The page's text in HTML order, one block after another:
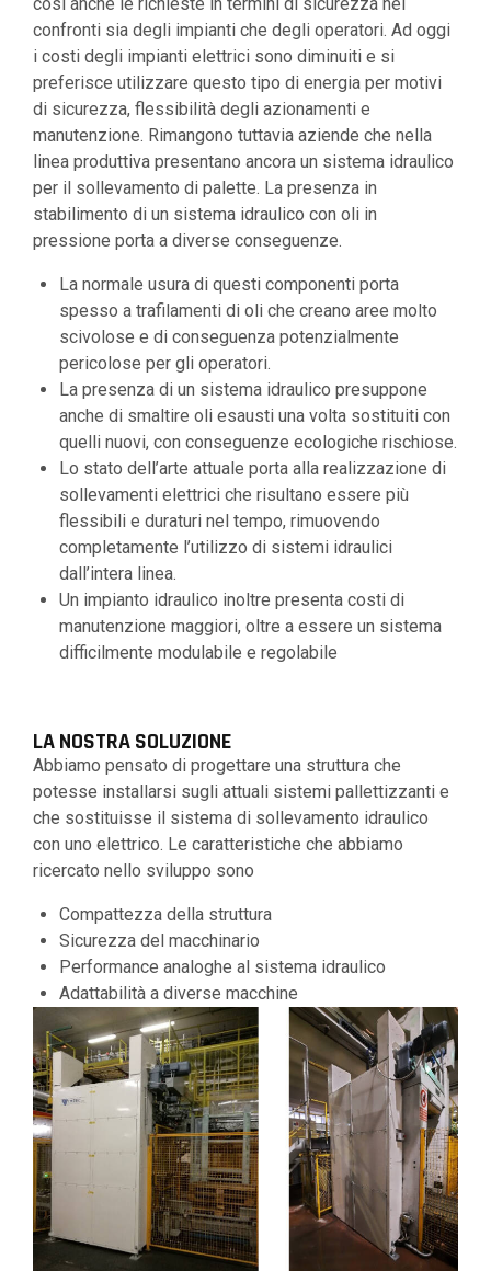
così anche le richieste in termini di sicurezza nei
confronti sia degli impianti che degli operatori. Ad oggi
i costi degli impianti elettrici sono diminuiti e si
preferisce utilizzare questo tipo di energia per motivi
di sicurezza, flessibilità degli azionamenti e
manutenzione. Rimangono tuttavia aziende che nella
linea produttiva presentano ancora un sistema idraulico
per il sollevamento di palette. La presenza in
stabilimento di un sistema idraulico con oli in
pressione porta a diverse conseguenze.
La normale usura di questi componenti porta
spesso a trafilamenti di oli che creano aree molto
scivolose e di conseguenza potenzialmente
pericolose per gli operatori.
La presenza di un sistema idraulico presuppone
anche di smaltire oli esausti una volta sostituiti con
quelli nuovi, con conseguenze ecologiche rischiose.
Lo stato dell’arte attuale porta alla realizzazione di
sollevamenti elettrici che risultano essere più
flessibili e duraturi nel tempo, rimuovendo
completamente l’utilizzo di sistemi idraulici
dall’intera linea.
Un impianto idraulico inoltre presenta costi di
manutenzione maggiori, oltre a essere un sistema
difficilmente modulabile e regolabile
LA NOSTRA SOLUZIONE
Abbiamo pensato di progettare una struttura che
potesse installarsi sugli attuali sistemi pallettizzanti e
che sostituisse il sistema di sollevamento idraulico
con uno elettrico. Le caratteristiche che abbiamo
ricercato nello sviluppo sono
Compattezza della struttura
Sicurezza del macchinario
Performance analoghe al sistema idraulico
Adattabilità a diverse macchine